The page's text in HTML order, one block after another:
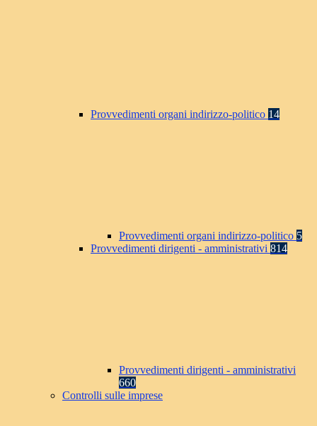
Provvedimenti organi indirizzo-politico 14
Provvedimenti organi indirizzo-politico 5
Provvedimenti dirigenti - amministrativi 814
Provvedimenti dirigenti - amministrativi
660
Controlli sulle imprese